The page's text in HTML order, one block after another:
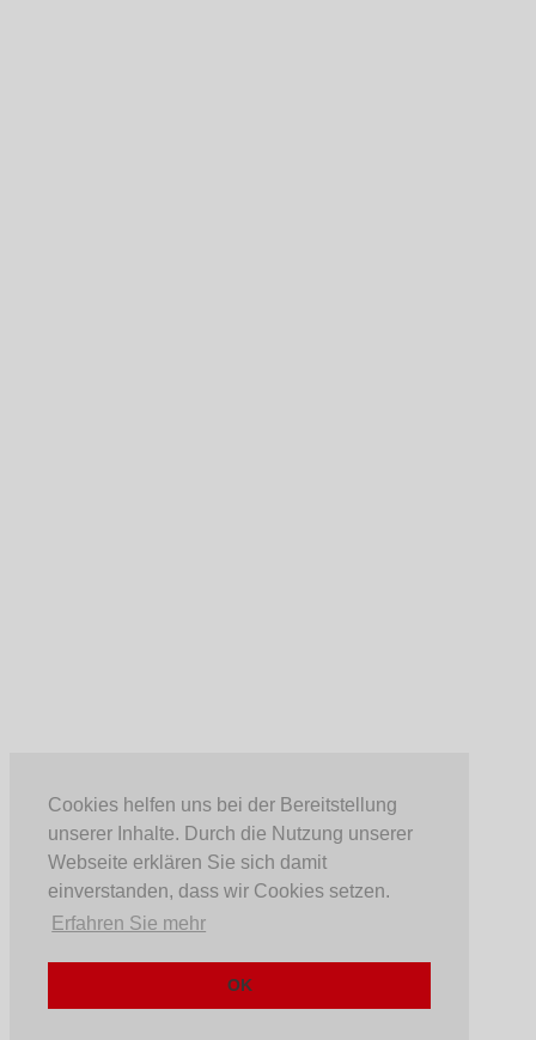
Cookies helfen uns bei der Bereitstellung
unserer Inhalte. Durch die Nutzung unserer
Webseite erklären Sie sich damit
einverstanden, dass wir Cookies setzen.
Erfahren Sie mehr
OK